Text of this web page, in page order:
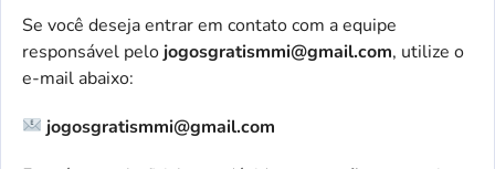
Se você deseja entrar em contato com a equipe
responsável pelo jogosgratismmi@gmail.com, utilize o
e-mail abaixo:
jogosgratismmi@gmail.com